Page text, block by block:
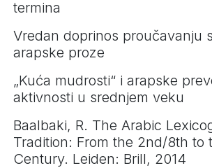
termina
Vredan doprinos proučavanju
arapske proze
„Kuća mudrosti“ i arapske
aktivnosti u srednjem veku
Baalbaki, R. The Arabic
Tradition: From the 2nd/8th to
Century. Leiden: Brill, 2014